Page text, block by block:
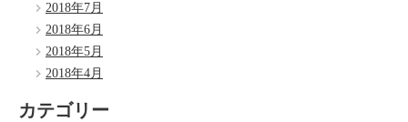
2018年7月
2018年6月
2018年5月
2018年4月
カテゴリー